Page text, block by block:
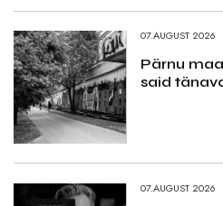
07.AUGUST 2026
Pärnu
said
07.AUGUST 2026